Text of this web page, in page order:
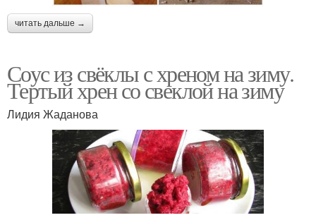
читать дальше →
Соус из свёклы с хреном на зиму.
Тертый хрен со свеклой на зиму
Лидия Жаданова